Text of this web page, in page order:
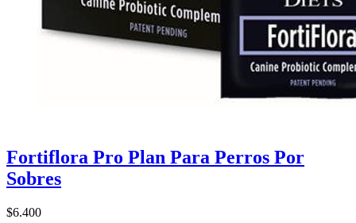
Fortiflora Pro Plan Para Perros Por
Sobres
$6.400